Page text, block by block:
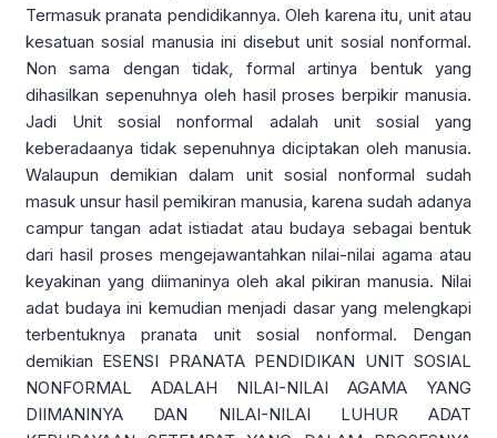
Termasuk pranata pendidikannya. Oleh karena itu, unit atau
kesatuan sosial manusia ini disebut unit sosial nonformal.
Non sama dengan tidak, formal artinya bentuk yang
dihasilkan sepenuhnya oleh hasil proses berpikir manusia.
Jadi Unit sosial nonformal adalah unit sosial yang
keberadaanya tidak sepenuhnya diciptakan oleh manusia.
Walaupun demikian dalam unit sosial nonformal sudah
masuk unsur hasil pemikiran manusia, karena sudah adanya
campur tangan adat istiadat atau budaya sebagai bentuk
dari hasil proses mengejawantahkan nilai-nilai agama atau
keyakinan yang diimaninya oleh akal pikiran manusia. Nilai
adat budaya ini kemudian menjadi dasar yang melengkapi
terbentuknya pranata unit sosial nonformal. Dengan
demikian ESENSI PRANATA PENDIDIKAN UNIT SOSIAL
NONFORMAL ADALAH NILAI-NILAI AGAMA YANG
DIIMANINYA DAN NILAI-NILAI LUHUR ADAT